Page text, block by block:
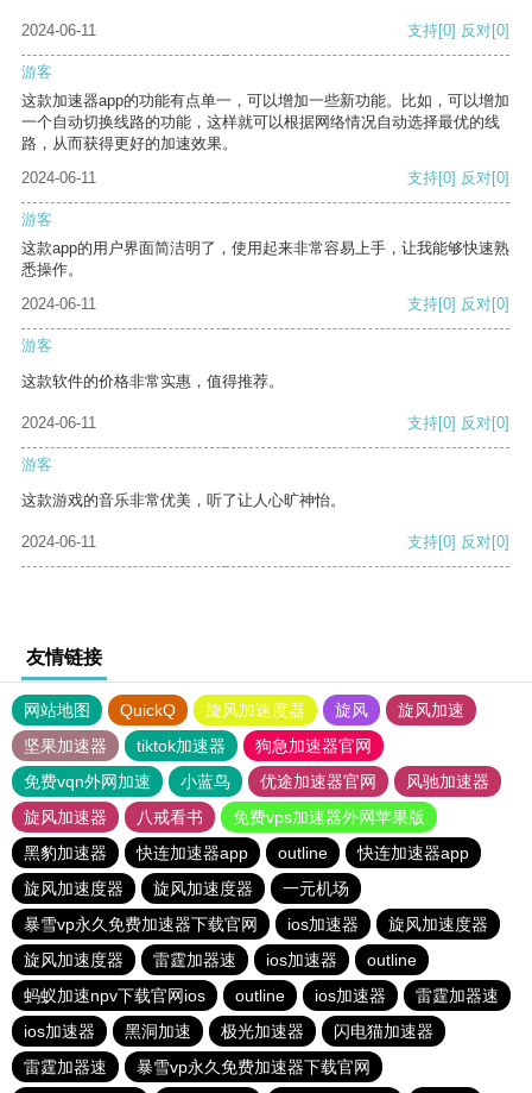
2024-06-11 支持[0] 反对[0]
游客
这款加速器app的功能有点单一，可以增加一些新功能。比如，可以增加
一个自动切换线路的功能，这样就可以根据网络情况自动选择最优的线
路，从而获得更好的加速效果。
2024-06-11
支持[0] 反对[0]
游客
这款app的用户界面简洁明了，使用起来非常容易上手，让我能够快速熟
悉操作。
2024-06-11
支持[0] 反对[0]
游客
这款软件的价格非常实惠，值得推荐。
2024-06-11 支持[0] 反对[0]
游客
这款游戏的音乐非常优美，听了让人心旷神怡。
2024-06-11 支持[0] 反对[0]
友情链接
网站地图 QuickQ 旋风加速度器 旋风
旋风加速
坚果加速器
tiktok加速器
狗急加速器官网
免费vqn外网加速
小蓝鸟 优途加速器官网
风驰加速器
旋风加速器
八戒看书
免费vps加速器外网苹果版
黑豹加速器
快连加速器app outline
快连加速器app
旋风加速度器
旋风加速度器
一元机场
暴雪vp永久免费加速器下载官网
ios加速器
旋风加速度器
旋风加速度器
雷霆加器速 ios加速器
outline
蚂蚁加速npv下载官网ios
outline ios加速器
雷霆加器速
ios加速器
黑洞加速 极光加速器
闪电猫加速器
雷霆加器速
暴雪vp永久免费加速器下载官网